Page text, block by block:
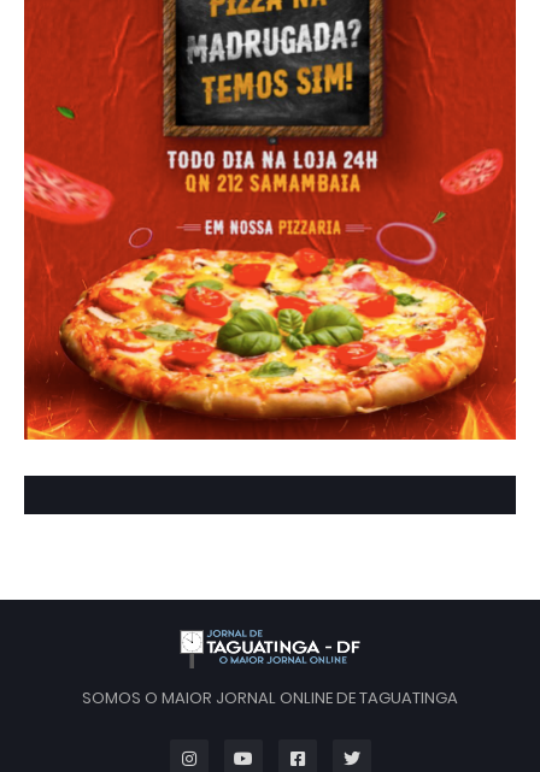
SOMOS O MAIOR JORNAL ONLINE DE TAGUATINGA